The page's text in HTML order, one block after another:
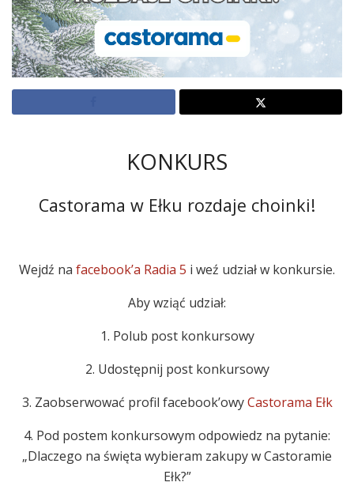
KONKURS
Castorama w Ełku rozdaje choinki!
Wejdź na facebook’a Radia 5 i weź udział w konkursie.
Aby wziąć udział:
1. Polub post konkursowy
2. Udostępnij post konkursowy
3. Zaobserwować profil facebook’owyCastorama Ełk
4. Pod postem konkursowym odpowiedz na pytanie:
„Dlaczego na święta wybieram zakupy w Castoramie
Ełk?”